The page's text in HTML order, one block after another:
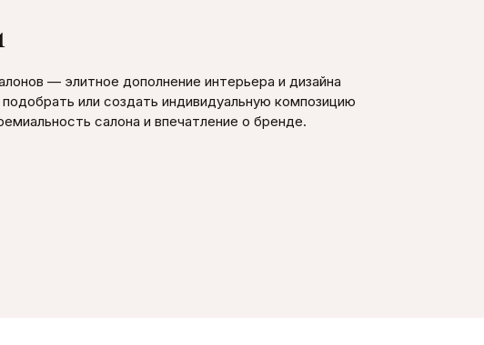
— элитное дополнение интерьера и дизайна
или создать индивидуальную композицию
салона и впечатление о бренде.